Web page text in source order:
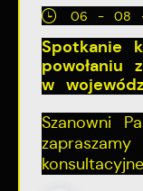
06 - 08
Spotkanie
powołaniu
w
Szanowni